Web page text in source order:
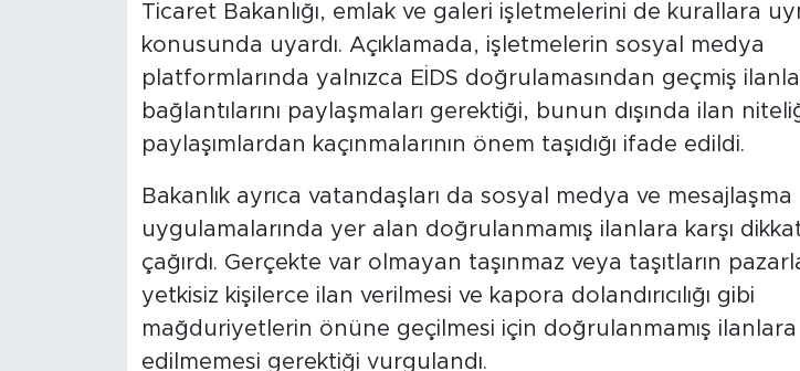
Ticaret Bakanlığı, emlak ve galeri işletmelerini de kurallara
konusunda uyardı. Açıklamada, işletmelerin sosyal medya
platformlarında yalnızca EİDS doğrulamasından geçmiş
bağlantılarını paylaşmaları gerektiği, bunun dışında ilan
paylaşımlardan kaçınmalarının önem taşıdığı ifade edildi.
Bakanlık ayrıca vatandaşları da sosyal medya ve mesajlaşma
uygulamalarında yer alan doğrulanmamış ilanlara karşı
çağırdı. Gerçekte var olmayan taşınmaz veya taşıtların
yetkisiz kişilerce ilan verilmesi ve kapora dolandırıcılığı gibi
mağduriyetlerin önüne geçilmesi için doğrulanmamış
edilmemesi gerektiği vurgulandı.